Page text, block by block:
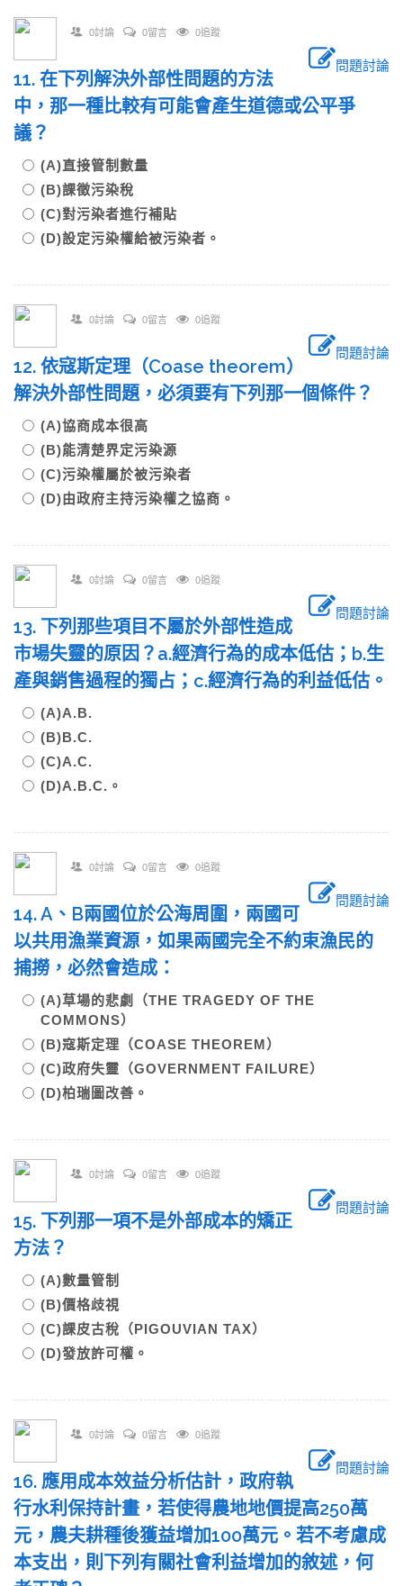
0討論 0留言 0追蹤
問題討論
11. 在下列解決外部性問題的方法
中，那一種比較有可能會產生道德或公平爭
議？
(A)直接管制數量
(B)課徵污染稅
(C)對污染者進行補貼
(D)設定污染權給被污染者。
0討論 0留言 0追蹤
問題討論
12. 依寇斯定理（Coase theorem）
解決外部性問題，必須要有下列那一個條件？
(A)協商成本很高
(B)能清楚界定污染源
(C)污染權屬於被污染者
(D)由政府主持污染權之協商。
0討論 0留言 0追蹤
問題討論
13. 下列那些項目不屬於外部性造成
市場失靈的原因？a.經濟行為的成本低估；b.生
產與銷售過程的獨占；c.經濟行為的利益低估。
(A)A.B.
(B)B.C.
(C)A.C.
(D)A.B.C.。
0討論 0留言 0追蹤
問題討論
14. A、B兩國位於公海周圍，兩國可
以共用漁業資源，如果兩國完全不約束漁民的
捕撈，必然會造成：
(A)草場的悲劇（THE TRAGEDY OF THE
COMMONS）
(B)寇斯定理（COASE THEOREM）
(C)政府失靈（GOVERNMENT FAILURE）
(D)柏瑞圖改善。
0討論 0留言 0追蹤
問題討論
15. 下列那一項不是外部成本的矯正
方法？
(A)數量管制
(B)價格歧視
(C)課皮古稅（PIGOUVIAN TAX）
(D)發放許可權。
0討論 0留言 0追蹤
問題討論
16. 應用成本效益分析估計，政府執
行水利保持計畫，若使得農地地價提高250萬
元，農夫耕種後獲益增加100萬元。若不考慮成
本支出，則下列有關社會利益增加的敘述，何